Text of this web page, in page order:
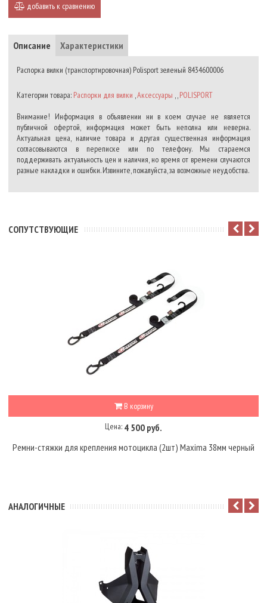
добавить к сравнению
Описание Характеристики
Распорка вилки (транспортировочная) Polisport зеленый 8434600006
Категории товара: Распорки для вилки ,Аксессуары , ,POLISPORT
Внимание! Информация в объявлении ни в коем случае не является
публичной офертой, информация может быть неполна или неверна.
Актуальная цена, наличие товара и другая существенная информация
согласовываются в переписке или по телефону. Мы стараемся
поддерживать актуальность цен и наличия, но время от времени случаются
разные накладки и ошибки. Извините, пожалуйста, за возможные неудобства.
CОПУТСТВУЮЩИЕ
В корзину
Цена: 4 500 руб.
Ремни-стяжки для крепления мотоцикла (2шт) Maxima 38мм черный
АНАЛОГИЧНЫЕ